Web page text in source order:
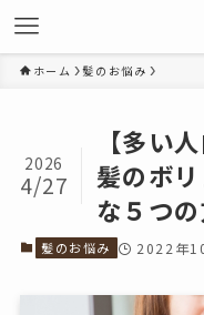
ホーム 髪のお悩み
【多い
髪のボ
な５つ
2026
4/27
髪のお悩み 2022年